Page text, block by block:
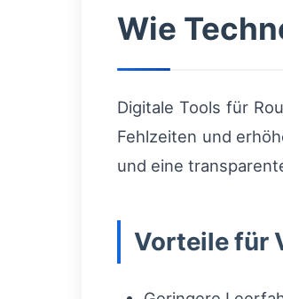
Wie
Digitale Tools für
Fehlzeiten und
und eine
Vorteile für